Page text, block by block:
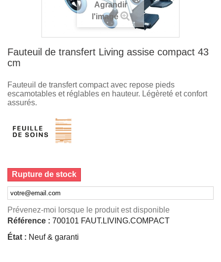
Agrandir
l'image
Fauteuil de transfert Living assise compact 43
cm
Fauteuil de transfert compact avec repose pieds
escamotables et réglables en hauteur. Légèreté et confort
assurés.
Rupture de stock
Prévenez-moi lorsque le produit est disponible
Référence : 700101 FAUT.LIVING.COMPACT
État : Neuf & garanti